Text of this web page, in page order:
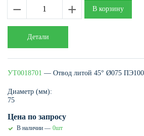
Детали
− + В корзину
УТ0018701 — Отвод литой 45° Ø075 ПЭ100
Диаметр (мм):
75
Цена по запросу
В наличии — 0шт